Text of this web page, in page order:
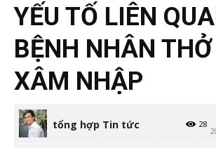
YẾU TỐ LIÊN
BỆNH NHÂN
XÂM NHẬP
tổng hợp Tin tức 28